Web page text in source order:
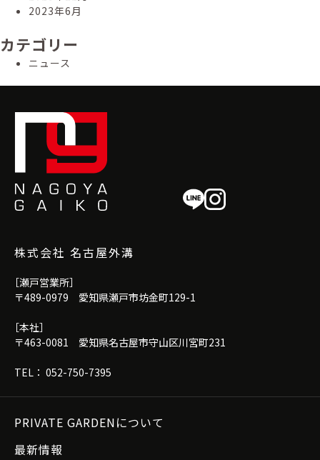
2023年6月
カテゴリー
ニュース
株式会社 名古屋外溝
［瀬戸営業所］
〒489-0979 愛知県瀬戸市坊金町129-1
［本社］
〒463-0081 愛知県名古屋市守山区川宮町231
TEL： 052-750-7395
PRIVATE GARDENについて
最新情報